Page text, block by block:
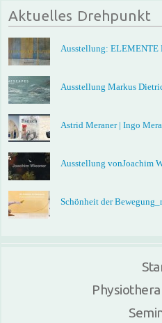
Aktuelles Drehpunkt
Ausstellung:
Ausstellung Markus
Astrid Meraner | Ingo
Ausstellung vonJoachim
Schönheit der